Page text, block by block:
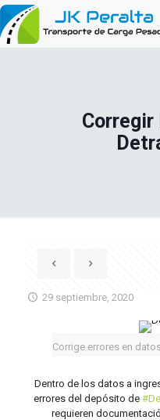
Corregir
29 septiembre, 2020
Corrige errores en
Dentro de los datos a
errores del depósito de
requieren